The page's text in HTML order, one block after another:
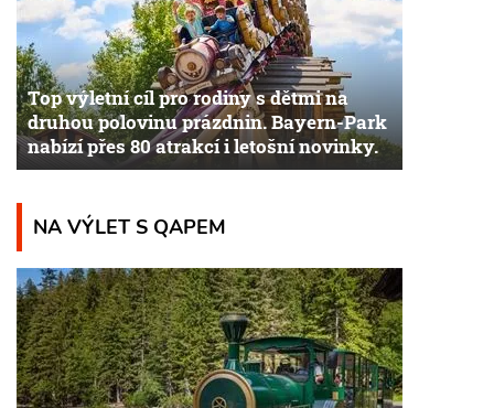
Top výletní cíl pro rodiny s dětmi na
druhou polovinu prázdnin. Bayern-Park
nabízí přes 80 atrakcí i letošní novinky.
NA VÝLET S QAPEM